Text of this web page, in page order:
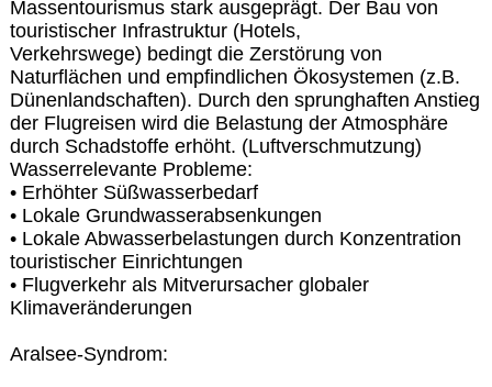
Massentourismus stark ausgeprägt. Der Bau von
touristischer Infrastruktur (Hotels,
Verkehrswege) bedingt die Zerstörung von
Naturflächen und empfindlichen Ökosystemen (z.B.
Dünenlandschaften). Durch den sprunghaften Anstieg
der Flugreisen wird die Belastung der Atmosphäre
durch Schadstoffe erhöht. (Luftverschmutzung)
Wasserrelevante Probleme:
• Erhöhter Süßwasserbedarf
• Lokale Grundwasserabsenkungen
• Lokale Abwasserbelastungen durch Konzentration
touristischer Einrichtungen
• Flugverkehr als Mitverursacher globaler
Klimaveränderungen
Aralsee-Syndrom: